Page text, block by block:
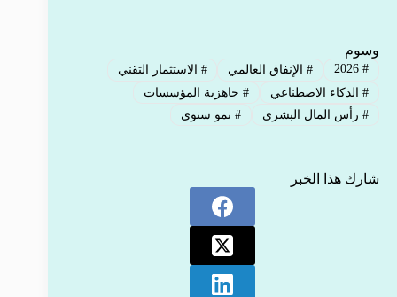
وسوم
#
2026
#الإنفاق العالمي # الاستثمار التقني
#الذكاء الاصطناعي #جاهزية المؤسسات
#رأس المال البشري #نمو سنوي
شارك هذا الخبر